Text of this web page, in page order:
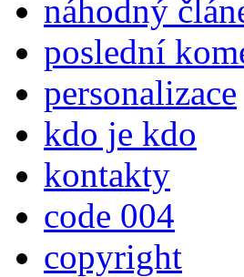
náhodný
poslední
personalizace
kdo je kdo
kontakty
code 004
copyright